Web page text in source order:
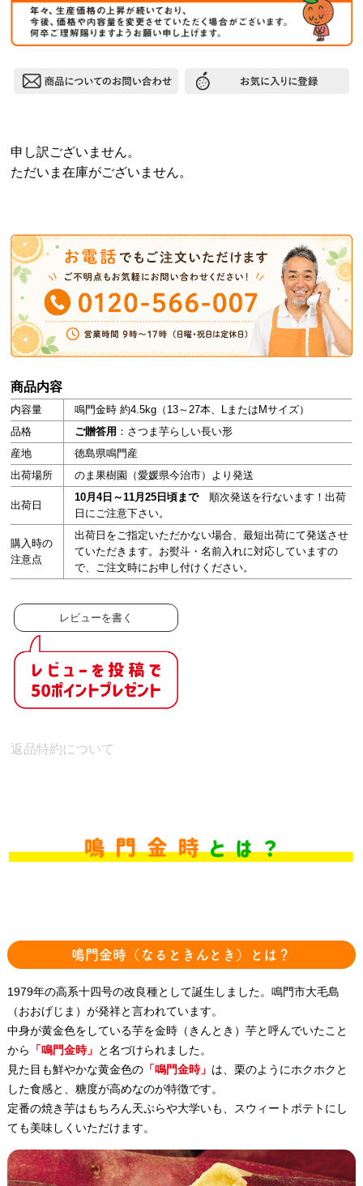
申し訳ございません。
ただいま在庫がございません。
商品内容
内容量
鳴門金時 約4.5kg（13～27本、LまたはMサイズ）
品格
ご贈答用 ：さつま芋らしい長い形
産地
徳島県鳴門産
出荷場所
のま果樹園（愛媛県今治市）より発送
出荷日
10月4日～11月25日頃まで順次発送を行ないます！出荷
日にご注意下さい。
購入時の
注意点
出荷日をご指定いただかない場合、最短出荷にて発送させ
ていただきます。お熨斗・名前入れに対応していますの
で、ご注文時にお申し付けください。
レビューを書く
返品特約について
鳴門金時（なるときんとき）とは？
1979年の高系十四号の改良種として誕生しました。鳴門市大毛島
（おおげじま）が発祥と言われています。
中身が黄金色をしている芋を金時（きんとき）芋と呼んでいたこと
から
「鳴門金時」 と名づけられました。
見た目も鮮やかな黄金色の「鳴門金時」 は、栗のようにホクホクと
した食感と、糖度が高めなのが特徴です。
定番の焼き芋はもちろん天ぷらや大学いも、スウィートポテトにし
ても美味しくいただけます。